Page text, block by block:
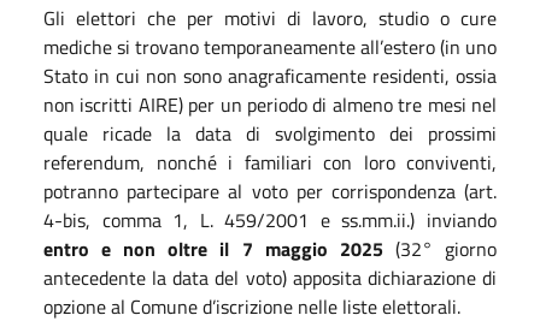
Gli elettori che per motivi di lavoro, studio o cure
mediche si trovano temporaneamente all’estero (in uno
Stato in cui non sono anagraficamente residenti, ossia
non iscritti AIRE) per un periodo di almeno tre mesi nel
quale ricade la data di svolgimento dei prossimi
referendum, nonché i familiari con loro conviventi,
potranno partecipare al voto per corrispondenza (art.
4-bis, comma 1, L. 459/2001 e ss.mm.ii.) inviando
entro e non oltre il 7 maggio 2025 (32° giorno
antecedente la data del voto) apposita dichiarazione di
opzione al Comune d’iscrizione nelle liste elettorali.